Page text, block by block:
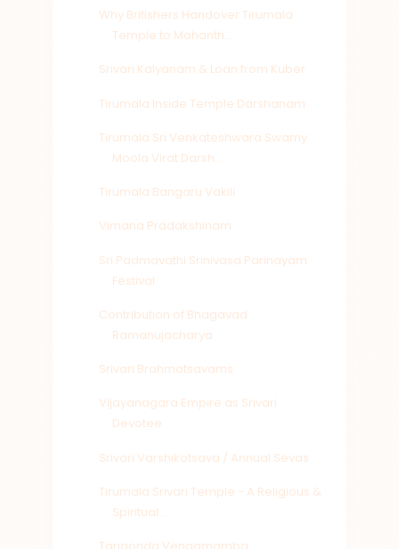
Why Britishers Handover Tirumala
Temple to Mahanth...
Srivari Kalyanam & Loan from Kuber
Tirumala Inside Temple Darshanam
Tirumala Sri Venkateshwara Swamy
Moola Virat Darsh...
Tirumala Bangaru Vakili
Vimana Pradakshinam
Sri Padmavathi Srinivasa Parinayam
Festival
Contribution of Bhagavad
Ramanujacharya
Srivari Brahmotsavams
Vijayanagara Empire as Srivari
Devotee
Srivari Varshikotsava / Annual Sevas
Tirumala Srivari Temple - A Religious &
Spiritual ...